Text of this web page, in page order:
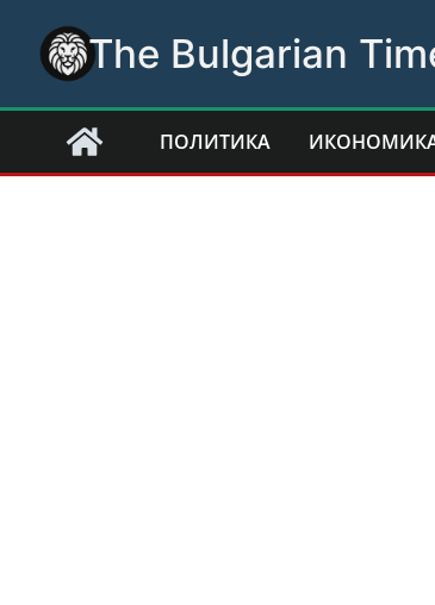
content
The Bulgarian
ПОЛИТИКА